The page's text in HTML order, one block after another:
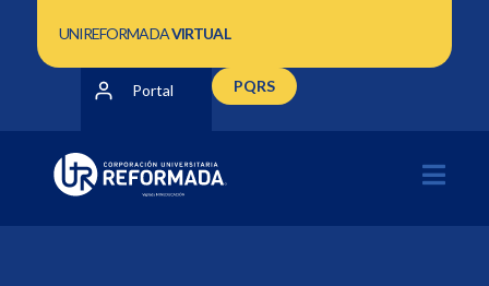
UNIREFORMADAVIRTUAL
Portal PQRS